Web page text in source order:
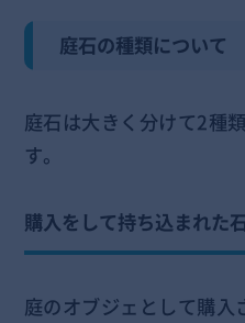
庭石の種類について
庭石は大きく分けて2種
す。
購入をして持ち込まれた
庭のオブジェとして購